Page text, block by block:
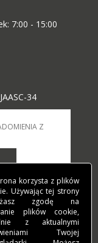
7:00 - 15:00
34
Z
korzysta z plików
Używając tej strony
zgodę na
plików cookie,
z aktualnymi
Twojej